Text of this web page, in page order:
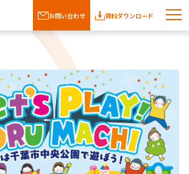
お問い合わせ 資料ダウンロード